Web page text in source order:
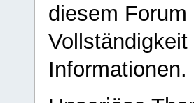
diesem
Informationen.